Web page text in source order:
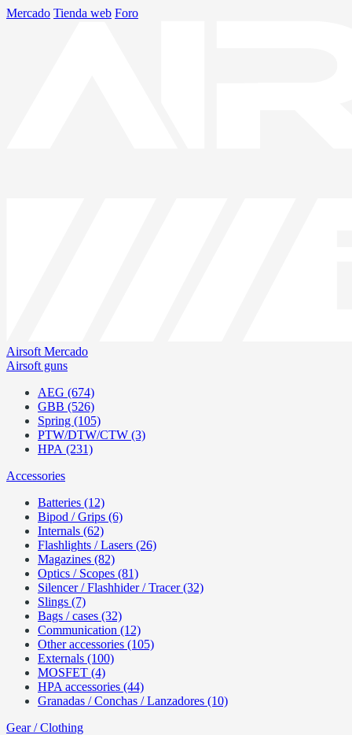
Mercado Tienda web Foro
Airsoft Mercado
Airsoft guns
AEG (674)
GBB (526)
Spring (105)
PTW/DTW/CTW (3)
HPA (231)
Accessories
Batteries (12)
Bipod / Grips (6)
Internals (62)
Flashlights / Lasers (26)
Magazines (82)
Optics / Scopes (81)
Silencer / Flashhider / Tracer (32)
Slings (7)
Bags / cases (32)
Communication (12)
Other accessories (105)
Externals (100)
MOSFET (4)
HPA accessories (44)
Granadas / Conchas / Lanzadores (10)
Gear / Clothing